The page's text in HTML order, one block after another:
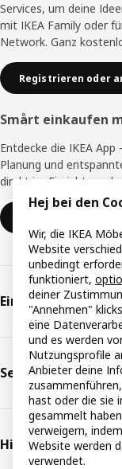
Services, um deine
mit IKEA Family oder
Network. Ganz
Registrieren oder
Smårt einkaufen
Entdecke die IKEA
Planung und
direkt im
Einkaufen &
Serviceleistungen
Hilfe & Support
Hej bei den
Wir, die IKEA
Website
unbedingt
funktioniert,
deiner
"Annehmen"
eine
und es werden
Nutzungsprofile
Anbieter deine
hast oder die sie
gesammelt
verweigern,
Website werden
verwendet.